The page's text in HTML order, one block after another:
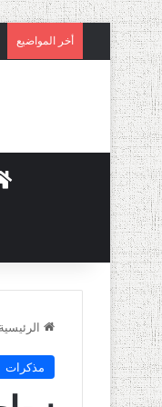
أخر المواضيع
الرئيسية
مذكرات